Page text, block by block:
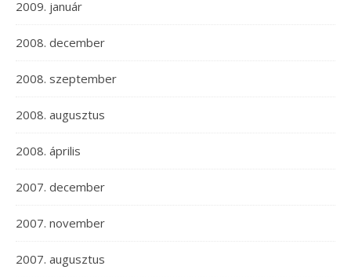
2009. január
2008. december
2008. szeptember
2008. augusztus
2008. április
2007. december
2007. november
2007. augusztus